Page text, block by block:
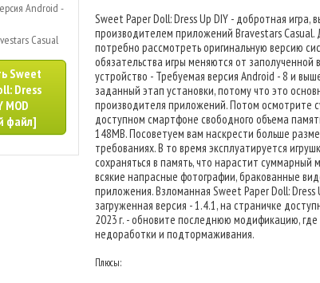
Android -
Casual
Sweet
Dress
MOD
файл]
Sweet Paper Doll: Dress Up DIY - добротная
производителем приложений Bravestars Casual.
потребно рассмотреть оригинальную версию
обязательства игры меняются от заполученной
устройство - Требуемая версия Android - 8 и
заданный этап установки, потому что это
производителя приложений. Потом осмотрите
доступном смартфоне свободного объема
148MB. Посоветуем вам наскрести больше
требованиях. В то время эксплуатируется
сохраняться в память, что нарастит
всякие напрасные фотографии, бракованные
приложения. Взломанная Sweet Paper Doll: Dress
загруженная версия - 1.4.1, на страничке
2023 г. - обновите последнюю модификацию,
недоработки и подтормаживания.
Плюсы: